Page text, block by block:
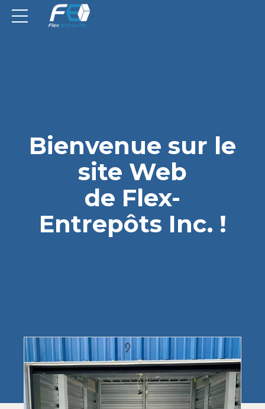
Bienvenue sur le
site Web
de Flex-
Entrepôts Inc. !